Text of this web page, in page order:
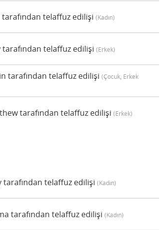
telaffuz edilişi (kadın)
telaffuz edilişi (erkek)
tarafından telaffuz edilişi (çocuk, Erkek
tarafından telaffuz edilişi (erkek)
telaffuz edilişi (kadın)
tarafından telaffuz edilişi (kadın)